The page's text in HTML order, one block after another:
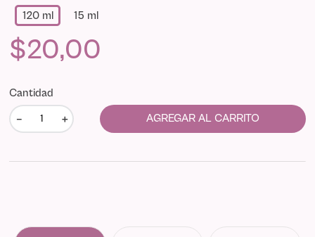
120 ml 15 ml
$20,00
Cantidad
＋
－ AGREGAR AL CARRITO